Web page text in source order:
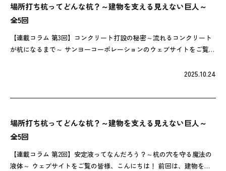
場所打ち杭ってどんな杭？～建物を支える見えない巨人～
全5回
【連載コラム 第3回】コンクリート打設の秘密～流れるコンクリート
が杭になるまで～ サンヨーコーポレーションのウェブサイトをご覧の
2025.10.24
場所打ち杭ってどんな杭？～建物を支える見えない巨人～
全5回
【連載コラム 第2回】安定液ってなんだろう？～杭の穴を守る魔法の
液体～ ウェブサイトをご覧の皆様、こんにちは！ 前回は、建物を支